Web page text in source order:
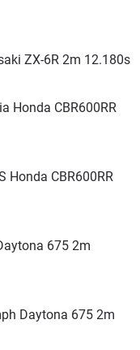
ZX-6R 2m 12.180s
Honda CBR600RR
Honda CBR600RR
675 2m
Daytona 675 2m